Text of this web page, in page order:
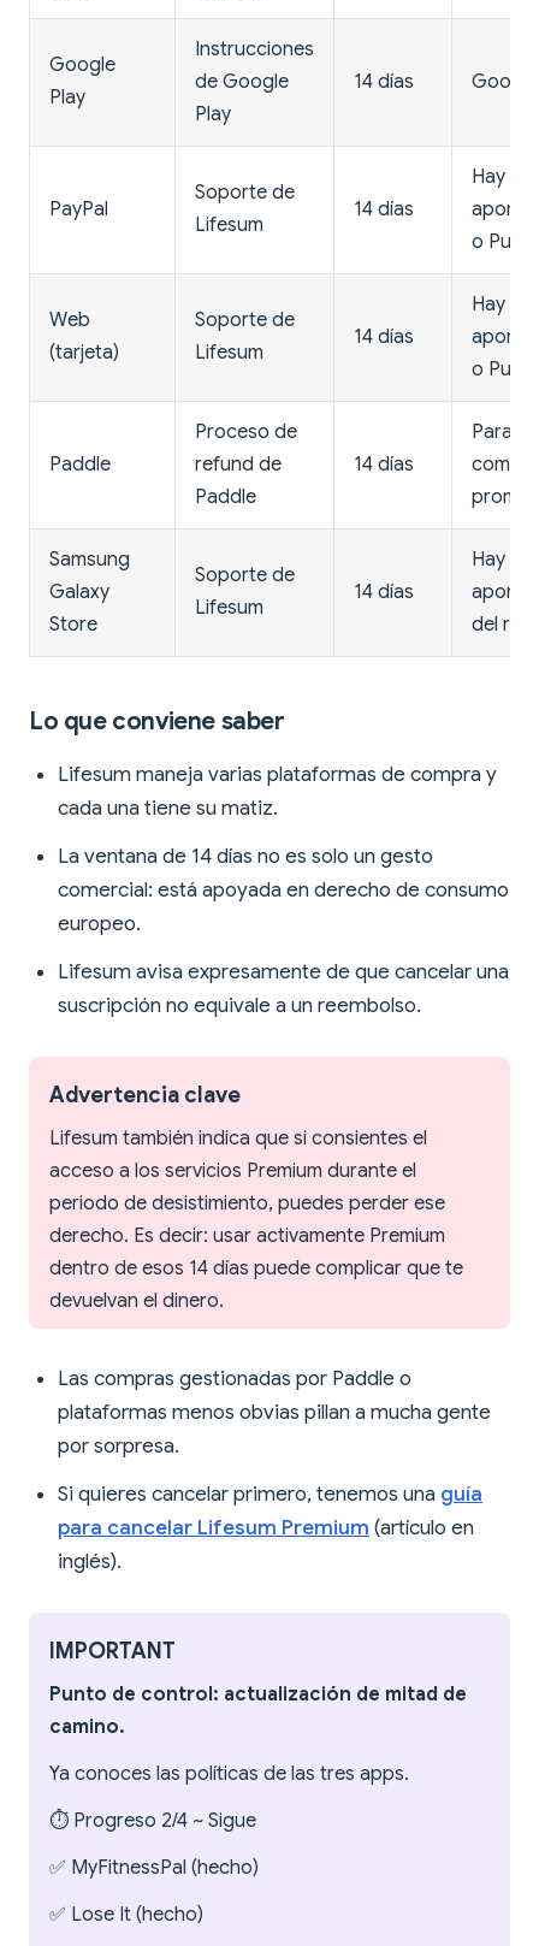
Google
Play
Instrucciones
de Google
Play
14 días
PayPal
Soporte de
Lifesum
14 días
Hay
o
Web
(tarjeta)
Soporte de
Lifesum
14 días
Hay
o
Paddle
Proceso de
refund de
Paddle
14 días
Para
Samsung
Galaxy
Store
Soporte de
Lifesum
14 días
Hay
del
Lo que conviene saber
Lifesum maneja varias plataformas de compra y
cada una tiene su matiz.
La ventana de 14 días no es solo un gesto
comercial: está apoyada en derecho de consumo
europeo.
Lifesum avisa expresamente de que cancelar una
suscripción no equivale a un reembolso.
Advertencia clave
Lifesum también indica que si consientes el
acceso a los servicios Premium durante el
periodo de desistimiento, puedes perder ese
derecho. Es decir: usar activamente Premium
dentro de esos 14 días puede complicar que te
devuelvan el dinero.
Las compras gestionadas por Paddle o
plataformas menos obvias pillan a mucha gente
por sorpresa.
Si quieres cancelar primero, tenemos una guía
para cancelar Lifesum Premium (artículo en
inglés).
IMPORTANT
Punto de control: actualización de mitad de
camino.
Ya conoces las políticas de las tres apps.
⏱️ Progreso 2/4 ~ Sigue
✅ MyFitnessPal (hecho)
✅ Lose It (hecho)